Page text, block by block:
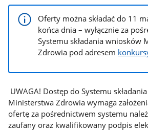
Oferty można składać do 11
końca dnia – wyłącznie za
Systemu składania wniosków
Zdrowia pod adresem
UWAGA! Dostęp do Systemu
Ministerstwa Zdrowia wymaga
ofertę za pośrednictwem systemu
zaufany oraz kwalifikowany podpis